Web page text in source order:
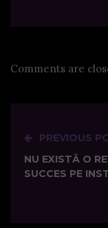
Comments are
Post
PREVIOUS
NU EXISTĂ O
SUCCES PE